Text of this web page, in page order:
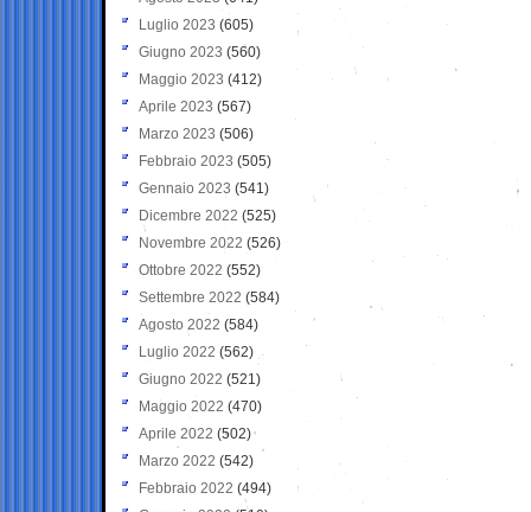
Luglio 2023 (605)
Giugno 2023 (560)
Maggio 2023 (412)
Aprile 2023 (567)
Marzo 2023 (506)
Febbraio 2023 (505)
Gennaio 2023 (541)
Dicembre 2022 (525)
Novembre 2022 (526)
Ottobre 2022 (552)
Settembre 2022 (584)
Agosto 2022 (584)
Luglio 2022 (562)
Giugno 2022 (521)
Maggio 2022 (470)
Aprile 2022 (502)
Marzo 2022 (542)
Febbraio 2022 (494)